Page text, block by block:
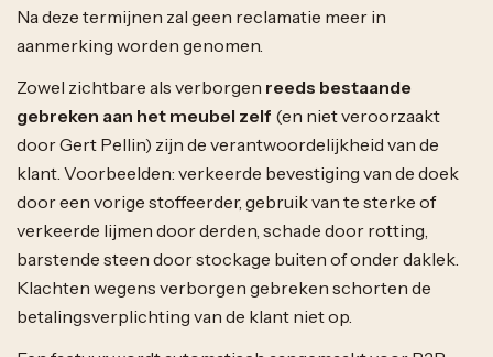
Na deze termijnen zal geen reclamatie meer in
aanmerking worden genomen.
Zowel zichtbare als verborgen reeds bestaande
gebreken aan het meubel zelf (en niet veroorzaakt
door Gert Pellin) zijn de verantwoordelijkheid van de
klant. Voorbeelden: verkeerde bevestiging van de doek
door een vorige stoffeerder, gebruik van te sterke of
verkeerde lijmen door derden, schade door rotting,
barstende steen door stockage buiten of onder daklek.
Klachten wegens verborgen gebreken schorten de
betalingsverplichting van de klant niet op.